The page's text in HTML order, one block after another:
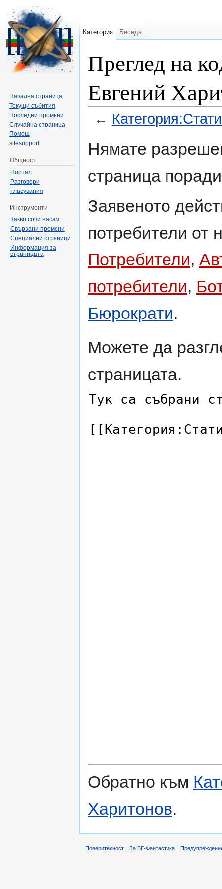
Преглед на
Евгений
←
Нямате
страница
Заявеното
потребители от
Потребители,
потребители,
Бюрократи.
Можете да
страницата.
Обратно към
Харитонов.
Категория Беседа
Начална страница
Текущи събития
Последни промени
Случайна страница
Помощ
sitesupport
Общност
Портал
Разговори
Гласувания
Инструменти
Какво сочи насам
Свързани промени
Специални страници
Информация за
страницата
Поверителност За БГ-Фантастика